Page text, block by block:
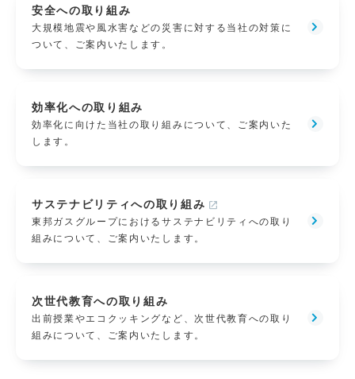
安全への取り組み
大規模地震や風水害などの災害に対する当社の対策に
ついて、ご案内いたします。
効率化への取り組み
効率化に向けた当社の取り組みについて、ご案内いた
します。
サステナビリティへの取り組み
東邦ガスグループにおけるサステナビリティへの取り
組みについて、ご案内いたします。
次世代教育への取り組み
出前授業やエコクッキングなど、次世代教育への取り
組みについて、ご案内いたします。